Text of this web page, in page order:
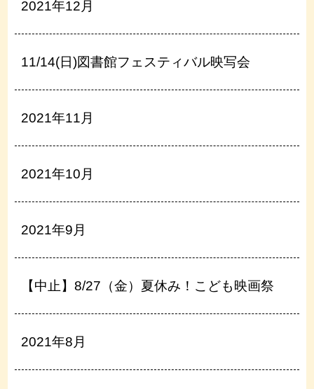
2021年12月
11/14(日)図書館フェスティバル映写会
2021年11月
2021年10月
2021年9月
【中止】8/27（金）夏休み！こども映画祭
2021年8月